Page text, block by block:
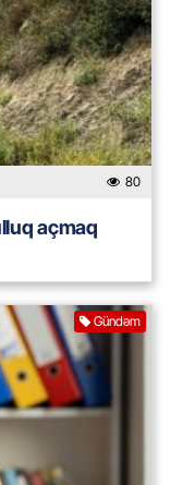
80
açmaq
Gündəm